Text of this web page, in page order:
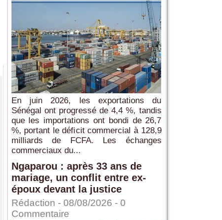
En juin 2026, les exportations du
Sénégal ont progressé de 4,4 %, tandis
que les importations ont bondi de 26,7
%, portant le déficit commercial à 128,9
milliards de FCFA. Les échanges
commerciaux du...
Ngaparou : après 33 ans de
mariage, un conflit entre ex-
époux devant la justice
Rédaction - 08/08/2026 - 0
Commentaire